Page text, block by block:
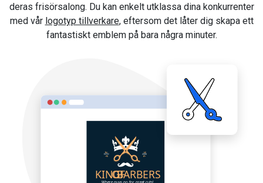
deras frisörsalong. Du kan enkelt utklassa dina konkurrenter
med vår logotyp tillverkare, eftersom det låter dig skapa ett
fantastiskt emblem på bara några minuter.